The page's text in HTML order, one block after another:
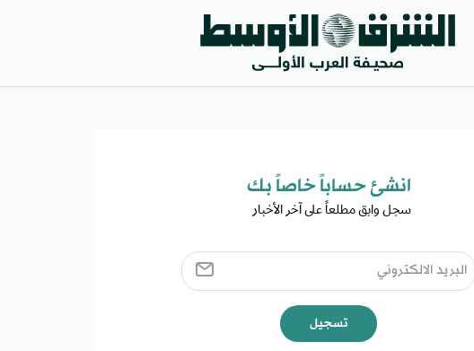
انشئ حساباً خاصاً بك​
سجل وابق مطلعاً على آخر الأخبار ​
تسجيل